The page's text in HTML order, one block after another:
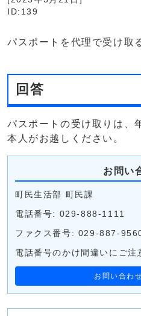
ID:139
パスポートを代理で受け取
回答
パスポートの受け取りは、
本人がお越しください。
お問い
町民生活部 町民課
電話番号: 029-888-1111
ファクス番号: 029-887-
電話番号のかけ間違いにご注
お問い合わ